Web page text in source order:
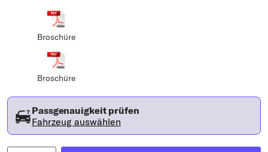
Broschüre
Broschüre
Passgenauigkeit prüfen
Fahrzeug auswählen